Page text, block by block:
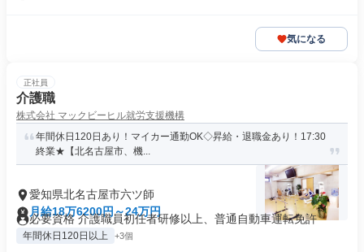
気になる
正社員
介護職
株式会社 マックビーヒル就労支援機構
年間休日120日あり！マイカー通勤OK◇昇給・退職金あり！17:30
終業★【北名古屋市、機...
愛知県北名古屋市六ツ師
月給18万6200円～24万円
必要資格 介護職員初任者研修以上、普通自動車運転免許
年間休日120日以上 +3個